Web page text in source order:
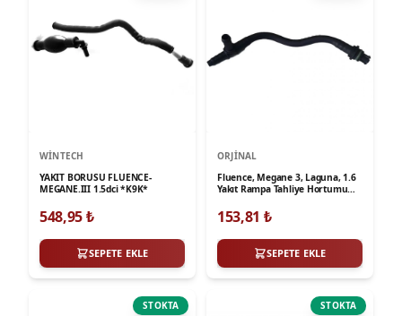
WINTECH
YAKIT BORUSU FLUENCE-
MEGANE.III 1.5dci *K9K*
548,95₺
SEPETE EKLE
ORJINAL
Fluence, Megane 3, Laguna, 1.6
Yakıt Rampa Tahliye Hortumu
153,81 ₺
SEPETE EKLE
STOKTA STOKTA